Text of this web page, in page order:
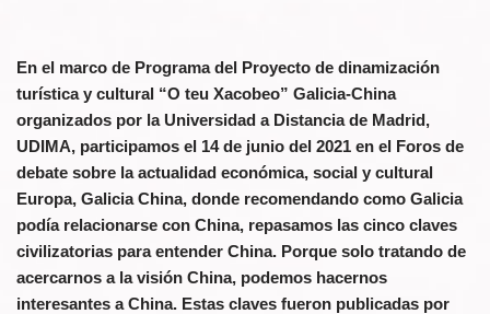
En el marco de Programa del Proyecto de dinamización
turística y cultural “O teu Xacobeo” Galicia-China
organizados por la Universidad a Distancia de Madrid,
UDIMA, participamos el 14 de junio del 2021 en el Foros de
debate sobre la actualidad económica, social y cultural
Europa, Galicia China, donde recomendando como Galicia
podía relacionarse con China, repasamos las cinco claves
civilizatorias para entender China. Porque solo tratando de
acercarnos a la visión China, podemos hacernos
interesantes a China. Estas claves fueron publicadas por